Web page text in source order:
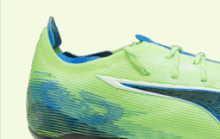
Varianten
auf.
Die
Optionen